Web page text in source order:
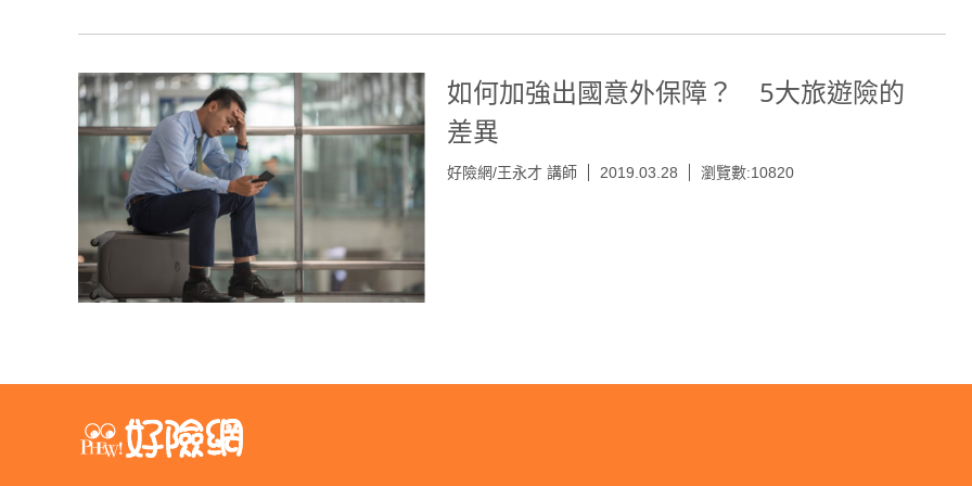
如何加強出國意外保障？ 5大旅遊險的
差異
好險網/王永才 講師 2019.03.28 瀏覽數:10820